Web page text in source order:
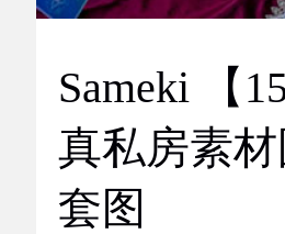
Sameki 【
真私房素
套图